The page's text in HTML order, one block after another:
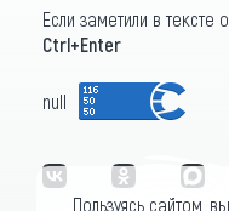
Если заметили в тексте
Ctrl+Enter
null
Пользуясь сайтом, вы